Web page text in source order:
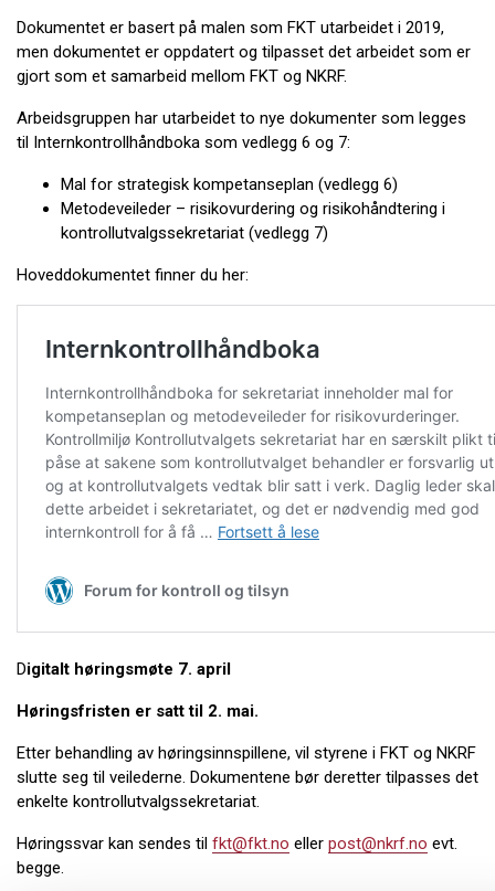
Dokumentet er basert på malen som FKT utarbeidet i 2019,
men dokumentet er oppdatert og tilpasset det arbeidet som er
gjort som et samarbeid mellom FKT og NKRF.
Arbeidsgruppen har utarbeidet to nye dokumenter som legges
til Internkontrollhåndboka som vedlegg 6 og 7:
Mal for strategisk kompetanseplan (vedlegg 6)
Metodeveileder – risikovurdering og risikohåndtering i
kontrollutvalgssekretariat (vedlegg 7)
Hoveddokumentet finner du her:
Digitalt høringsmøte 7. april
Høringsfristen er satt til 2. mai.
Etter behandling av høringsinnspillene, vil styrene i FKT og NKRF
slutte seg til veilederne. Dokumentene bør deretter tilpasses det
enkelte kontrollutvalgssekretariat.
Høringssvar kan sendes til fkt@fkt.no eller post@nkrf.no evt.
begge.